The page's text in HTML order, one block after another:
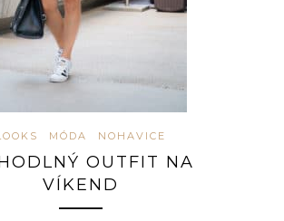
MÓDA NOHAVICE
OUTFIT NA
VÍKEND